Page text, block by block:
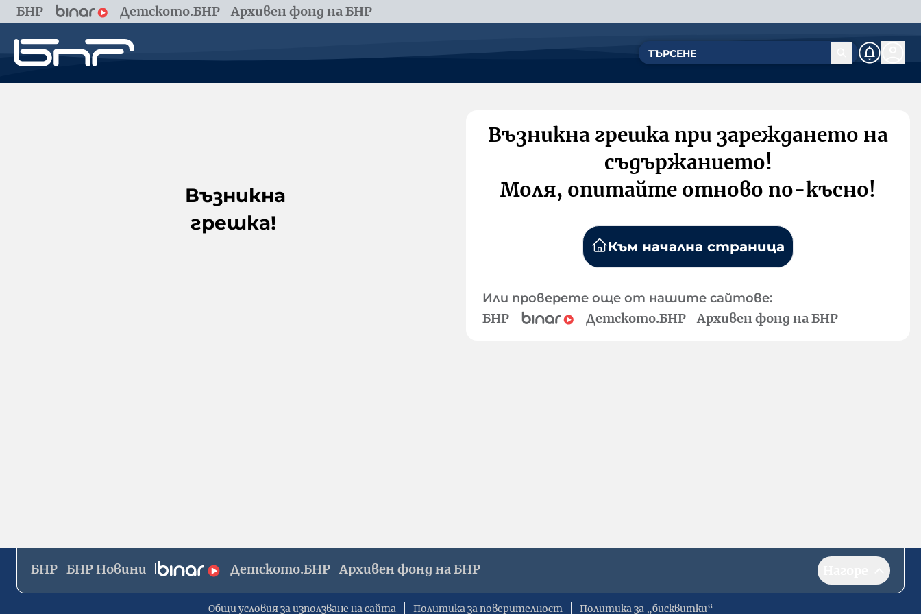
БНР Детското.БНР Архивен фонд на БНР
Възникна
грешка!
Възникна грешка при зареждането на
съдържанието!
Моля, опитайте отново по-късно!
Към начална страница
Или проверете още от нашите сайтове:
БНР Детското.БНР Архивен фонд на БНР
БНР БНР Новини Детското.БНР Архивен фонд на БНР
Общи условия за използване на сайта Политика за поверителност Политика за „бисквитки“